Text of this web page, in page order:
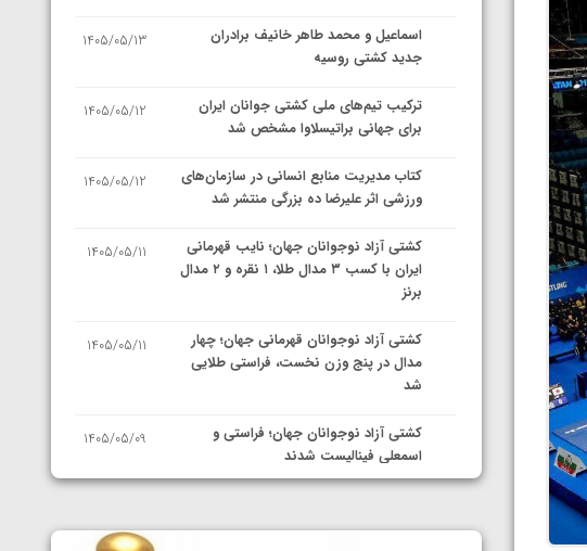
اسماعیل و محمد طاهر خانیف برادران
جدید کشتی روسیه
1405/05/13
ترکیب تیم‌های ملی کشتی جوانان ایران
برای جهانی براتیسلاوا مشخص شد
1405/05/12
کتاب مدیریت منابع انسانی در سازمان‌های
ورزشی اثر علیرضا ده بزرگی منتشر شد
1405/05/12
کشتی آزاد نوجوانان جهان؛ نایب قهرمانی
ایران با کسب ۳ مدال طلا، ۱ نقره و ۲ مدال
برنز
1405/05/11
کشتی آزاد نوجوانان قهرمانی جهان؛ چهار
مدال در پنج وزن نخست، فراستی طلایی
شد
1405/05/11
کشتی آزاد نوجوانان جهان؛ فراستی و
اسمعلی فینالیست شدند
1405/05/09
نمایندگان ایران مشخص شدند